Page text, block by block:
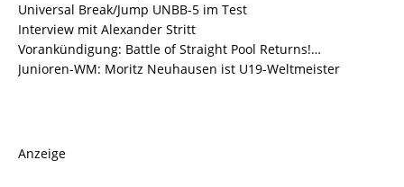
Universal Break/Jump UNBB-5 im Test
Interview mit Alexander Stritt
Vorankündigung: Battle of Straight Pool Returns!…
Junioren-WM: Moritz Neuhausen ist U19-Weltmeister
Anzeige